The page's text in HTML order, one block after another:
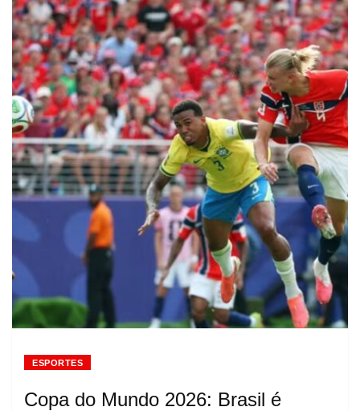
ESPORTES
Copa do Mundo 2026: Brasil é